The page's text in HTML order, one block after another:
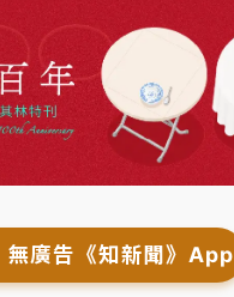
無廣告《知新聞》App